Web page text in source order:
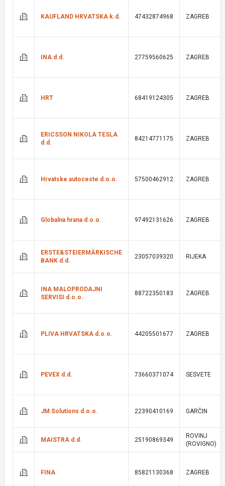
KAUFLAND HRVATSKA k.d. 47432874968 ZAGREB
INA d.d. 27759560625 ZAGREB
HRT 68419124305 ZAGREB
ERICSSON NIKOLA TESLA
d.d.
84214771175 ZAGREB
Hrvatske autoceste d.o.o. 57500462912 ZAGREB
Globalna hrana d.o.o. 97492131626 ZAGREB
ERSTE&STEIERMÄRKISCHE
BANK d.d.
23057039320 RIJEKA
INA MALOPRODAJNI
SERVISI d.o.o.
88722350183 ZAGREB
PLIVA HRVATSKA d.o.o. 44205501677 ZAGREB
PEVEX d.d. 73660371074 SESVETE
JM Solutions d.o.o. 22390410169 GARČIN
MAISTRA d.d. 25190869349
ROVINJ
(ROVIGNO)
FINA 85821130368 ZAGREB